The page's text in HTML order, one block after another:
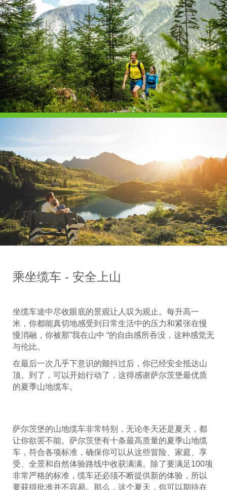
乘坐缆车 - 安全上山
坐缆车途中尽收眼底的景观让人叹为观止。每升高一
米，你都能真切地感受到日常生活中的压力和紧张在慢
慢消融，你被那”我在山中 “的自由感所吞没，这种感觉无
与伦比。
在最后一次几乎下意识的颤抖过后，你已经安全抵达山
顶。到了，可以开始行动了，这得感谢萨尔茨堡最优质
的夏季山地缆车。
萨尔茨堡的山地缆车非常特别，无论冬天还是夏天，都
让你欲罢不能。萨尔茨堡有十条最高质量的夏季山地缆
车，符合各项标准，确保你可以从这些冒险、家庭、享
受、全景和自然体验路线中收获满满。除了要满足100项
非常严格的标准，缆车还必须不断提供新的体验，所以
要获得批准并不容易。那么，这个夏天，你可以期待在